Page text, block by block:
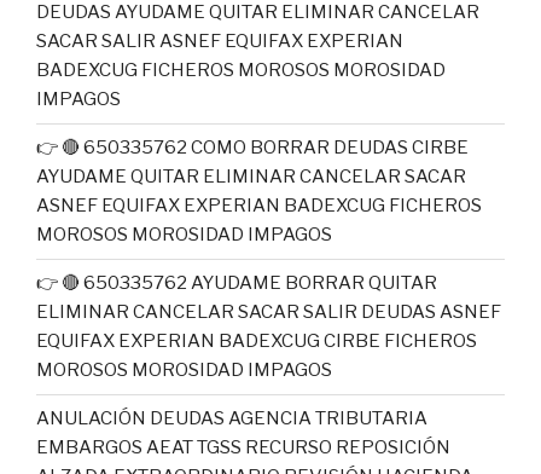
DEUDAS AYUDAME QUITAR ELIMINAR CANCELAR
SACAR SALIR ASNEF EQUIFAX EXPERIAN
BADEXCUG FICHEROS MOROSOS MOROSIDAD
IMPAGOS
👉 🔴 650335762 COMO BORRAR DEUDAS CIRBE
AYUDAME QUITAR ELIMINAR CANCELAR SACAR
ASNEF EQUIFAX EXPERIAN BADEXCUG FICHEROS
MOROSOS MOROSIDAD IMPAGOS
👉 🔴 650335762 AYUDAME BORRAR QUITAR
ELIMINAR CANCELAR SACAR SALIR DEUDAS ASNEF
EQUIFAX EXPERIAN BADEXCUG CIRBE FICHEROS
MOROSOS MOROSIDAD IMPAGOS
ANULACIÓN DEUDAS AGENCIA TRIBUTARIA
EMBARGOS AEAT TGSS RECURSO REPOSICIÓN